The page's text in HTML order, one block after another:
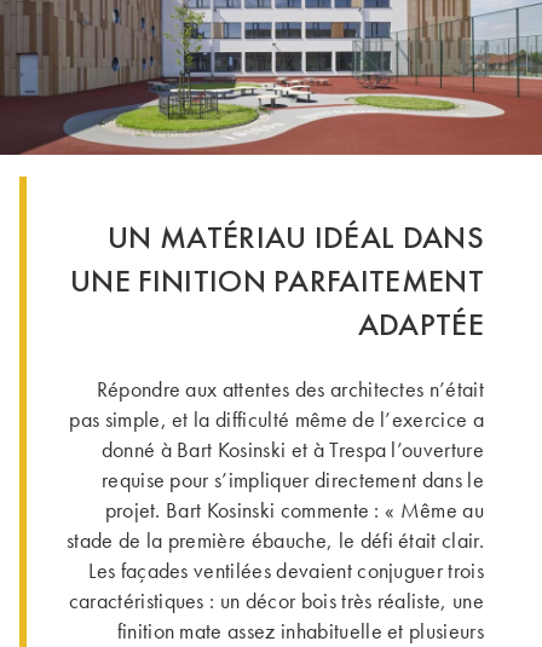
UN MATÉRIAU IDÉAL DANS
UNE FINITION PARFAITEMENT
ADAPTÉE
Répondre aux attentes des architectes n’était
pas simple, et la difficulté même de l’exercice a
donné à Bart Kosinski et à Trespa l’ouverture
requise pour s’impliquer directement dans le
projet. Bart Kosinski commente : « Même au
stade de la première ébauche, le défi était clair.
Les façades ventilées devaient conjuguer trois
caractéristiques : un décor bois très réaliste, une
finition mate assez inhabituelle et plusieurs